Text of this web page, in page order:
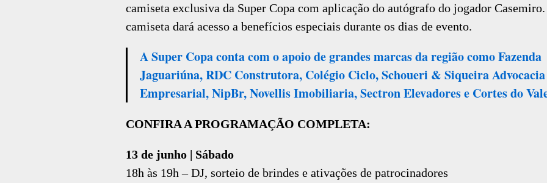
camiseta exclusiva da Super Copa com aplicação do autógrafo do jogador
camiseta dará acesso a benefícios especiais durante os dias de evento.
A Super Copa conta com o apoio de grandes marcas da região como Fazenda
Jaguariúna, RDC Construtora, Colégio Ciclo, Schoueri & Siqueira Advocacia
Empresarial, NipBr, Novellis Imobiliaria, Sectron Elevadores e Cortes do
CONFIRA A PROGRAMAÇÃO COMPLETA:
13 de junho | Sábado
18h às 19h – DJ, sorteio de brindes e ativações de patrocinadores